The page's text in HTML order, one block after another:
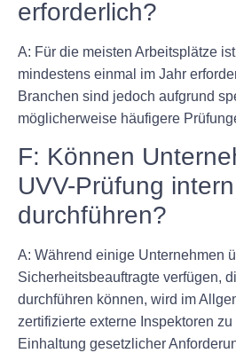
erforderlich?
A: Für die meisten Arbeitsplätze
mindestens einmal im Jahr
Branchen sind jedoch aufgrund
möglicherweise häufigere
F: Können
UVV-Prüfung intern
durchführen?
A: Während einige Unternehmen
Sicherheitsbeauftragte verfügen,
durchführen können, wird im
zertifizierte externe Inspektoren
Einhaltung gesetzlicher